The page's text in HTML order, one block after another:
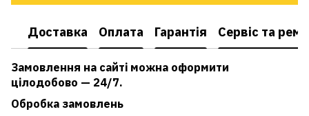
Доставка Оплата Гарантія Сервіс та
Замовлення на сайті можна оформити
цілодобово — 24/7.
Обробка замовлень